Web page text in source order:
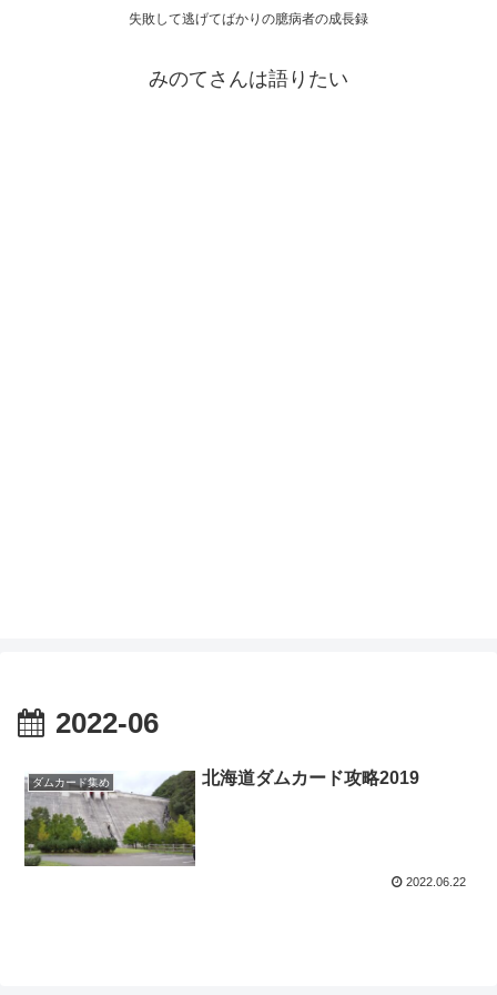
失敗して逃げてばかりの臆病者の成長録
みのてさんは語りたい
2022-06
ダムカード集め 北海道ダムカード攻略2019
2022.06.22